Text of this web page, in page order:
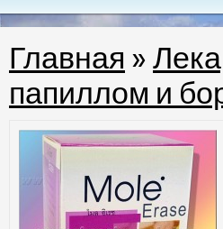
Главная »
папиллом и